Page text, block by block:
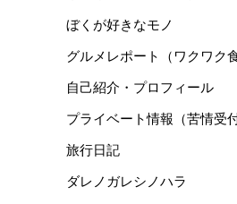
ぼくが好きなモノ
グルメレポート（ワクワク
自己紹介・プロフィール
プライベート情報（苦情受
旅行日記
ダレノガレシノハラ